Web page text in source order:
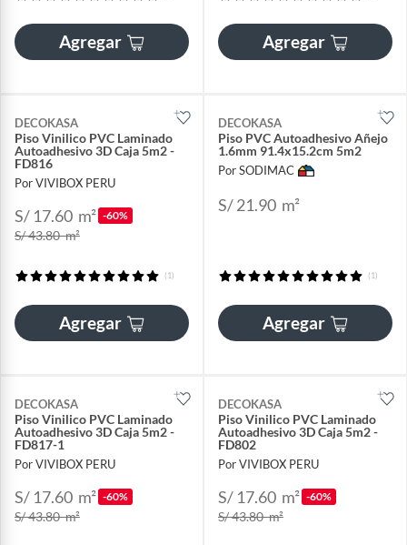
Agregar Agregar
DECOKASA
Piso Vinilico PVC Laminado
Autoadhesivo 3D Caja 5m2 -
FD816
Por VIVIBOX PERU
S/ 17.60 m² -60%
S/ 43.80m²
(1)
Agregar
DECOKASA
Piso PVC Autoadhesivo Añejo
1.6mm 91.4x15.2cm 5m2
Por SODIMAC
S/ 21.90 m²
(1)
Agregar
DECOKASA
Piso Vinilico PVC Laminado
Autoadhesivo 3D Caja 5m2 -
FD817-1
Por VIVIBOX PERU
S/ 17.60 m² -60%
S/ 43.80m²
DECOKASA
Piso Vinilico PVC Laminado
Autoadhesivo 3D Caja 5m2 -
FD802
Por VIVIBOX PERU
S/ 17.60 m² -60%
S/ 43.80m²